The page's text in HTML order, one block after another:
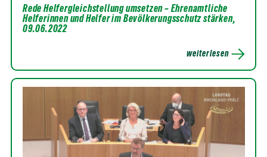
Rede Helfergleichstellung umsetzen – Ehrenamtliche
Helferinnen und Helfer im Bevölkerungsschutz stärken,
09.06.2022
weiterlesen